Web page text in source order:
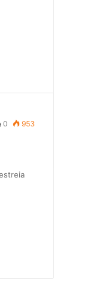
0 953